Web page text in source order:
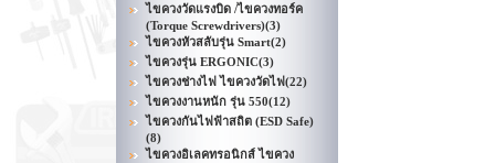
ไขควงวัดแรงบิด /ไขควงทอร์ค
(Torque Screwdrivers)(3)
ไขควงหัวสลับรุ่น Smart(2)
ไขควงรุ่น ERGONIC(3)
ไขควงช่างไฟ ไขควงวัดไฟ(22)
ไขควงงานหนัก รุ่น 550(12)
ไขควงกันไฟฟ้าสถิต (ESD Safe)
(8)
ไขควงอิเลคทรอนิกส์ ไขควง